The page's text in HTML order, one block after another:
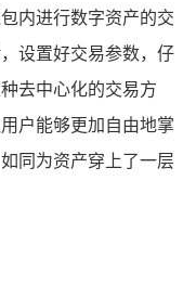
内进行数字资产的交
设置好交易参数，仔
去中心化的交易方
户能够更加自由地掌
同为资产穿上了一层